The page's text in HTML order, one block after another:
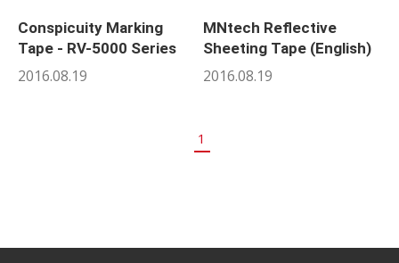
Conspicuity Marking
Tape - RV-5000 Series
2016.08.19
MNtech Reflective
Sheeting Tape (English)
2016.08.19
1